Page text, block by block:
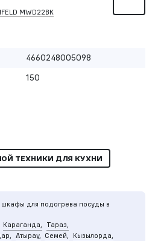
MWD22BK
4660248005098
150
ТЕХНИКИ ДЛЯ КУХНИ
для подогрева посуды в
Караганда,
Тараз,
Атырау, Семей,
Кызылорда,